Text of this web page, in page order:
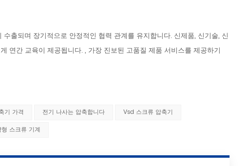
출되며 장기적으로 안정적인 협력 관계를 유지합니다. 신제품, 신기술, 신
연간 교육이 제공됩니다. , 가장 진보된 고품질 제품 서비스를 제공하기
기 가격 전기 나사는 압축합니다
Vsd 스크류 압축기
스크류 기계